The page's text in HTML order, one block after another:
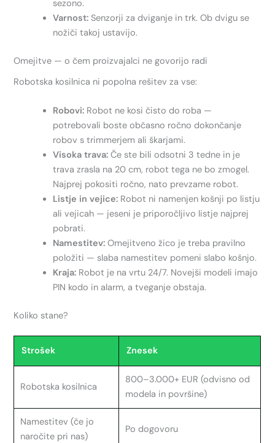
sezono.
Varnost: Senzorji za dviganje in trk. Ob dvigu se
nožiči takoj ustavijo.
Omejitve — o čem proizvajalci ne govorijo radi
Robotska kosilnica ni popolna rešitev za vse:
Robovi: Robot ne kosi čisto do roba —
potrebovali boste občasno ročno dokončanje
robov s trimmerjem ali škarjami.
Visoka trava: Če ste bili odsotni 3 tedne in je
trava zrasla na 20 cm, robot tega ne bo zmogel.
Najprej pokositi ročno, nato prevzame robot.
Listje in vejice: Robot ni namenjen košnji po listju
ali vejicah — jeseni je priporočljivo listje najprej
pobrati.
Namestitev: Omejitveno žico je treba pravilno
položiti — slaba namestitev pomeni slabo košnjo.
Kraja: Robot je na vrtu 24/7. Novejši modeli imajo
PIN kodo in alarm, a tveganje obstaja.
Koliko stane?
Strošek Znesek
Robotska kosilnica
800–3.000+ EUR (odvisno od
modela in površine)
Namestitev (če jo
naročite pri nas)
Po dogovoru